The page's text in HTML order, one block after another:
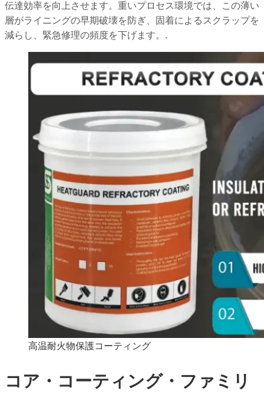
伝達効率を向上させます。重いプロセス環境では、この薄い
層がライニングの早期破壊を防ぎ、固着によるスクラップを
減らし、緊急修理の頻度を下げます。.
高温耐火物保護コーティング
コア・コーティング・ファミリ